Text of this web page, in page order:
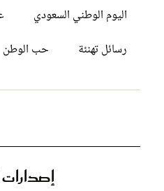
اليوم الوطني السعودي
رسائل تهنئة
حب الوطن
إصدارات